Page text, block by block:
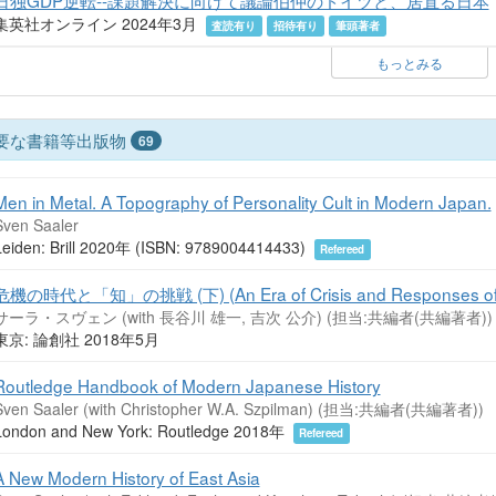
英社オンライン 2024年3月 査読有り 招待有り 筆頭著者
もっとみる
な書籍等出版物 69
in Metal. A Topography of Personality Cult in Modern Japan.
Saaler
Brill 2020年 (ISBN: 9789004414433)
Refereed
機の時代と「知」の挑戦 (下) (An Era of Crisis and Responses
ーラ・スヴェン (with 長谷川 雄一, 吉次 公介) (担当:共編者(共編著者))
京: 論創社 2018年5月
Handbook of Modern Japanese History
Saaler (with Christopher W.A. Szpilman) (担当:共編者(共編著者))
and New York: Routledge 2018年
Refereed
New Modern History of East Asia